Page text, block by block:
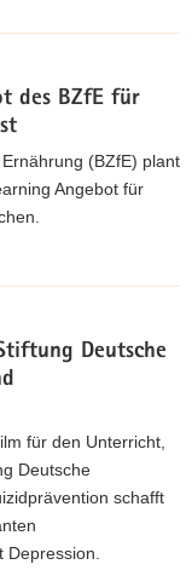
des BZfE für
(BZfE) plant
Angebot für
Deutsche
für den Unterricht,
Deutsche
schafft